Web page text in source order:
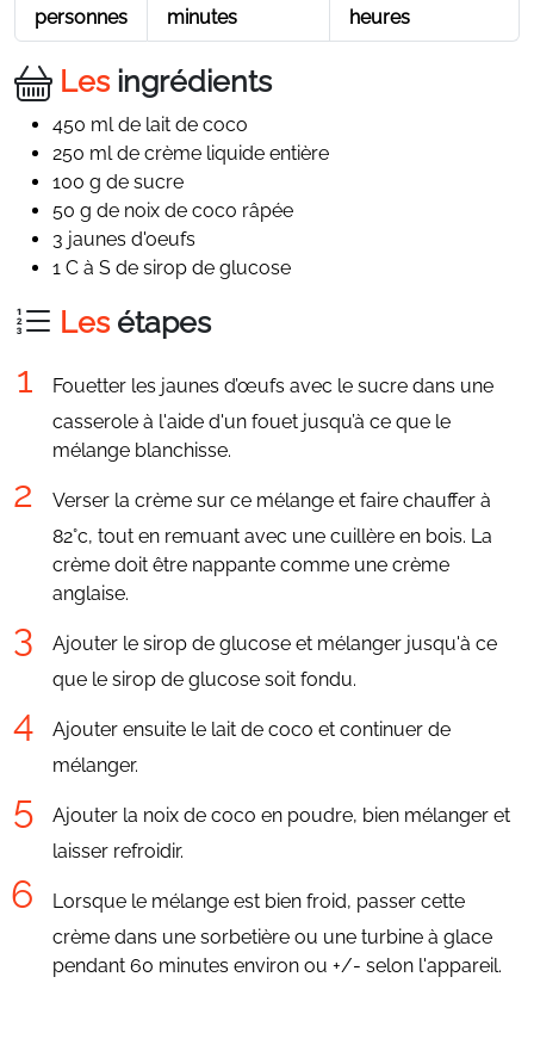
personnes
minutes
heures
Lesingrédients
450 ml de lait de coco
250 ml de crème liquide entière
100 g de sucre
50 g de noix de coco râpée
3 jaunes d'oeufs
1 C à S de sirop de glucose
Lesétapes
Fouetter les jaunes d’œufs avec le sucre dans une
casserole à l'aide d'un fouet jusqu’à ce que le
mélange blanchisse.
Verser la crème sur ce mélange et faire chauffer à
82°c, tout en remuant avec une cuillère en bois. La
crème doit être nappante comme une crème
anglaise.
Ajouter le sirop de glucose et mélanger jusqu'à ce
que le sirop de glucose soit fondu.
Ajouter ensuite le lait de coco et continuer de
mélanger.
Ajouter la noix de coco en poudre, bien mélanger et
laisser refroidir.
Lorsque le mélange est bien froid, passer cette
crème dans une sorbetière ou une turbine à glace
pendant 60 minutes environ ou +/- selon l'appareil.